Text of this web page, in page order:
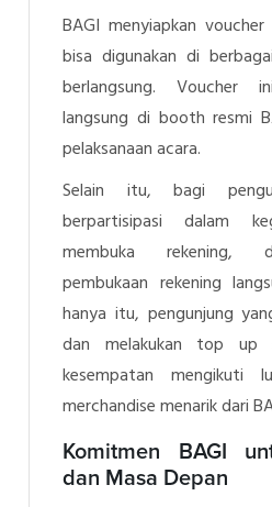
BAGI menyiapkan
bisa digunakan di
berlangsung. Voucher
langsung di booth resmi
pelaksanaan acara.
Selain itu, bagi
berpartisipasi dalam
membuka rekening,
pembukaan rekening
hanya itu, pengunjung
dan melakukan top up
kesempatan mengikuti
merchandise menarik dari
Komitmen BAGI
dan Masa Depan